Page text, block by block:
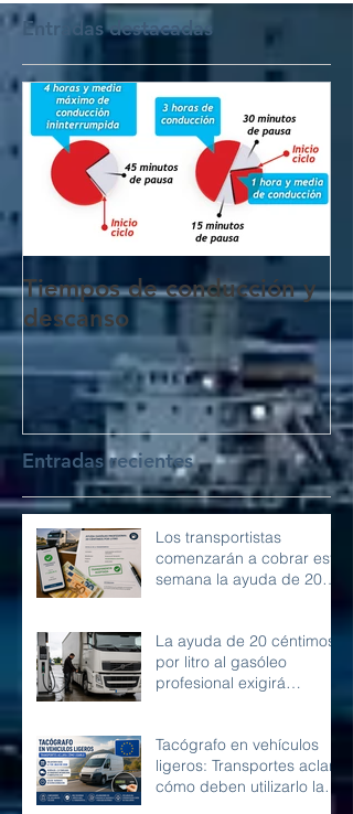
Entradas destacadas
Tiempos de conducción y
descanso
Entradas recientes
Los transportistas
comenzarán a cobrar esta
semana la ayuda de 20
La ayuda de 20 céntimos
por litro al gasóleo
profesional exigirá
diez años
Tacógrafo en vehículos
ligeros: Transportes aclara
cómo deben utilizarlo las